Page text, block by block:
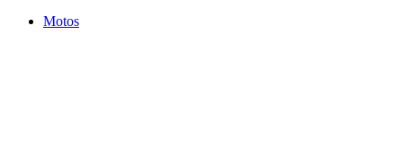
Motos